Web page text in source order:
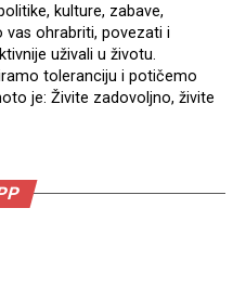
kulture, zabave,
ohrabriti, povezati i
uživali u životu.
toleranciju i potičemo
je: Živite zadovoljno, živite